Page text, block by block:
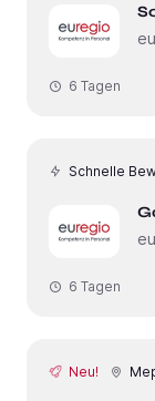
6 Tagen
Schnelle
6 Tagen
Neu!